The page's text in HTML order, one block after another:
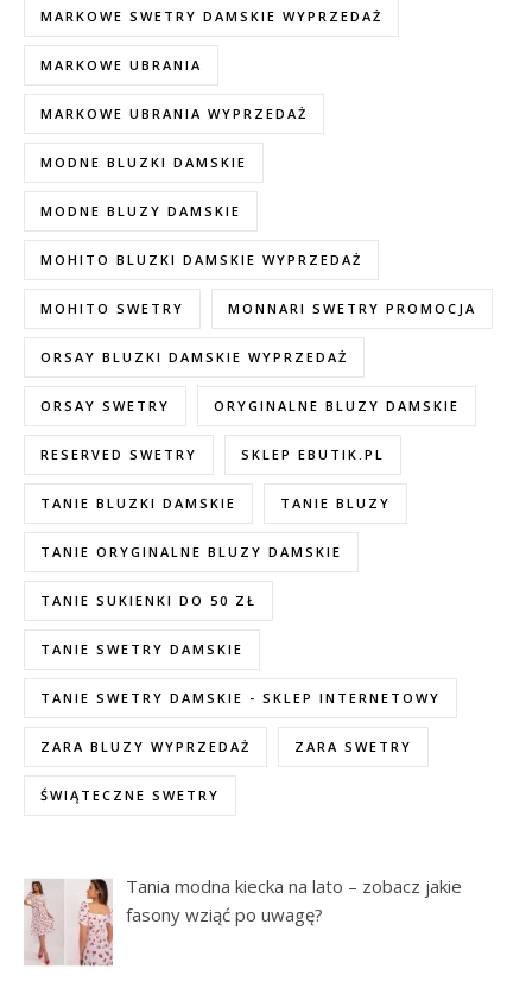
MARKOWE SWETRY DAMSKIE WYPRZEDAŻ
MARKOWE UBRANIA
MARKOWE UBRANIA WYPRZEDAŻ
MODNE BLUZKI DAMSKIE
MODNE BLUZY DAMSKIE
MOHITO BLUZKI DAMSKIE WYPRZEDAŻ
MOHITO SWETRY MONNARI SWETRY PROMOCJA
ORSAY BLUZKI DAMSKIE WYPRZEDAŻ
ORSAY SWETRY ORYGINALNE BLUZY DAMSKIE
RESERVED SWETRY SKLEP EBUTIK.PL
TANIE BLUZKI DAMSKIE TANIE BLUZY
TANIE ORYGINALNE BLUZY DAMSKIE
TANIE SUKIENKI DO 50 ZŁ
TANIE SWETRY DAMSKIE
TANIE SWETRY DAMSKIE - SKLEP INTERNETOWY
ZARA BLUZY WYPRZEDAŻ ZARA SWETRY
ŚWIĄTECZNE SWETRY
Tania modna kiecka na lato – zobacz jakie
fasony wziąć po uwagę?